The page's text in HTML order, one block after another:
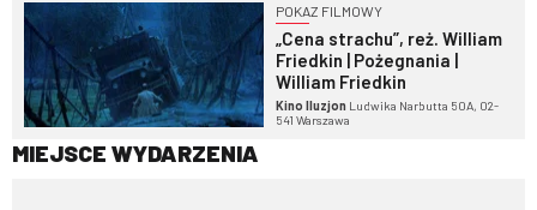
POKAZ FILMOWY
„Cena strachu”, reż. William
Friedkin | Pożegnania |
William Friedkin
Kino Iluzjon Ludwika Narbutta 50A, 02-
541 Warszawa
MIEJSCE WYDARZENIA